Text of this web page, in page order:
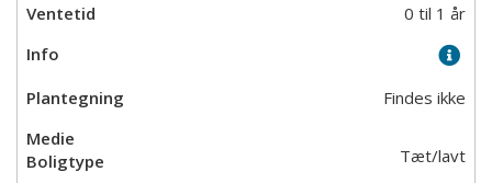
0 til 1 år
Findes ikke
Tæt/lavt